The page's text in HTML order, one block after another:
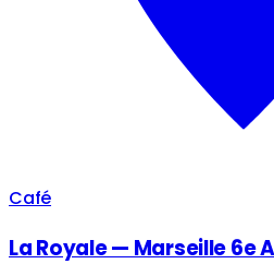
Café
La Royale — Marseille 6e